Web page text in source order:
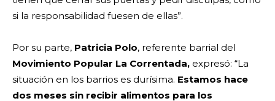
si la responsabilidad fuesen de ellas”.
Por su parte, Patricia Polo, referente barrial del
Movimiento Popular La Correntada, expresó: “La
situación en los barrios es durísima. Estamos hace
dos meses sin recibir alimentos para los